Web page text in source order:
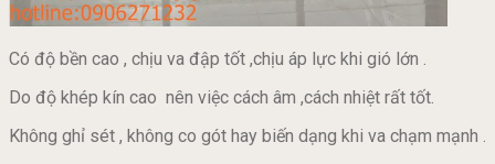
Có độ bền cao , chịu va đập tốt ,chịu áp lực khi gió lớn .
Do độ khép kín cao nên việc cách âm ,cách nhiệt rất tốt.
Không ghỉ sét , không co gót hay biến dạng khi va chạm mạnh .